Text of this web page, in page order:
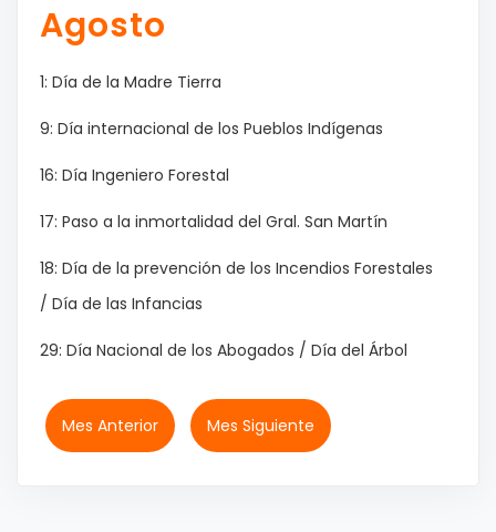
Agosto
1: Día de la Madre Tierra
9: Día internacional de los Pueblos Indígenas
16: Día Ingeniero Forestal
17: Paso a la inmortalidad del Gral. San Martín
18: Día de la prevención de los Incendios Forestales
/ Día de las Infancias
29: Día Nacional de los Abogados / Día del Árbol
Mes Anterior Mes Siguiente